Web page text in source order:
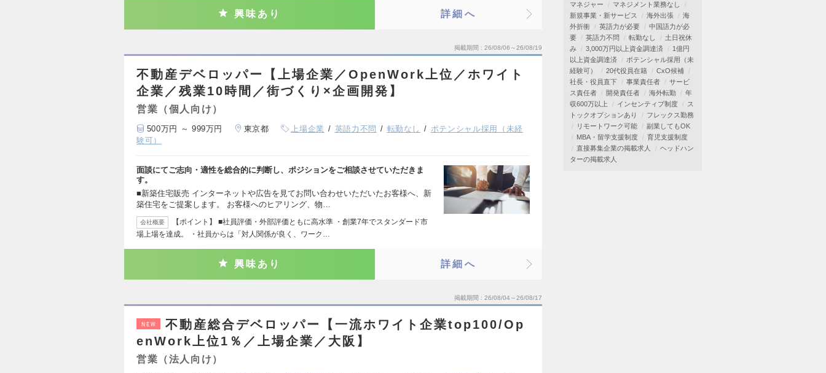
興味あり 詳細へ
掲載期間 26/08/06～26/08/19
不動産デベロッパー【上場企業／OpenWork上位／ホワイト
企業／残業10時間／街づくり×企画開発】
営業（個人向け）
500万円 ～ 999万円 東京都 上場企業 英語力不問 転勤なし
ポテンシャル採用（未経
験可）
面談にてご志向・適性を総合的に判断し、ポジションをご相談させていただきま
す。
■新築住宅販売 インターネットや広告を見てお問い合わせいただいたお客様へ、新
築住宅をご提案します。 お客様へのヒアリング、物…
会社概要
【ポイント】 ■社員評価・外部評価ともに高水準 ・創業7年でスタンダード市
場上場を達成。 ・社員からは「対人関係が良く、ワーク…
興味あり 詳細へ
掲載期間 26/08/04～26/08/17
NEW
不動産総合デベロッパー【一流ホワイト企業top100/Op
enWork上位1％／上場企業／大阪】
営業（法人向け）
マネジャー
マネジメント業務なし
新規事業・新サービス
海外出張
海
外折衝
英語力が必要
中国語力が必
要
英語力不問 転勤なし
土日祝休
み
3,000万円以上資金調達済
1億円
以上資金調達済
ポテンシャル採用（未
経験可）
20代役員在籍
CxO候補
社長・役員直下
事業責任者
サービ
ス責任者
開発責任者 海外転勤
年
収600万以上
インセンティブ制度
ス
トックオプションあり
フレックス勤務
リモートワーク可能
副業してもOK
MBA・留学支援制度
育児支援制度
直接募集企業の掲載求人
ヘッドハン
ターの掲載求人